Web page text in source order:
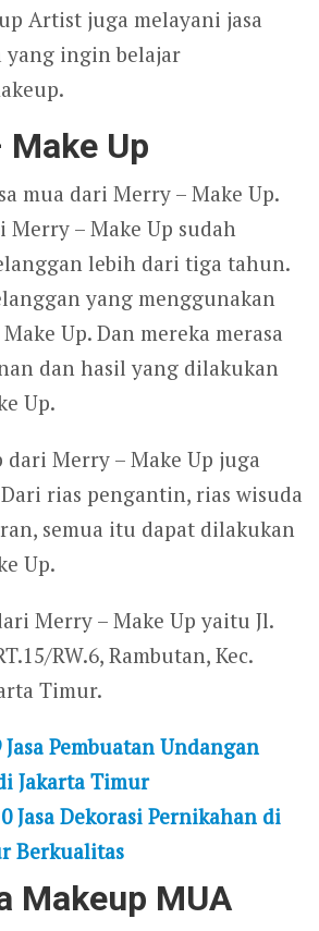
Artist juga melayani jasa
yang ingin belajar
Up
mua dari Merry – Make Up.
Merry – Make Up sudah
lebih dari tiga tahun.
yang menggunakan
Up. Dan mereka merasa
dan hasil yang dilakukan
Up.
dari Merry – Make Up juga
rias pengantin, rias wisuda
semua itu dapat dilakukan
Up.
Merry – Make Up yaitu Jl.
RW.6, Rambutan, Kec.
Timur.
Jasa Pembuatan Undangan
Jakarta Timur
Jasa Dekorasi Pernikahan di
Berkualitas
Makeup MUA